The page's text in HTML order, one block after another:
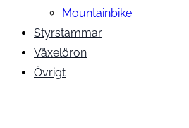
Mountainbike
Styrstammar
Växelöron
Övrigt